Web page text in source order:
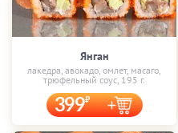
Янган
лакедра, авокадо, омлет, масаго,
трюфельный соус, 195 г.
399